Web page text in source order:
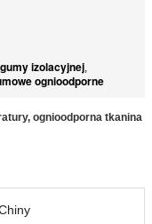
izolacyjnej,
ognioodporne
ognioodporna tkanina